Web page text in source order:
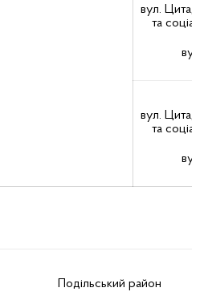
вул.
та
вул.
та
Подільський район